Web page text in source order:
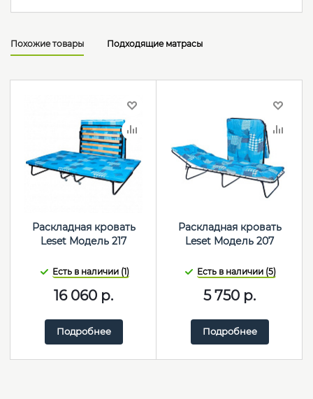
Похожие товары Подходящие матрасы
Раскладная кровать
Leset Модель 217
Есть в наличии (1)
16 060 р.
Подробнее
Раскладная кровать
Leset Модель 207
Есть в наличии (5)
5 750 р.
Подробнее